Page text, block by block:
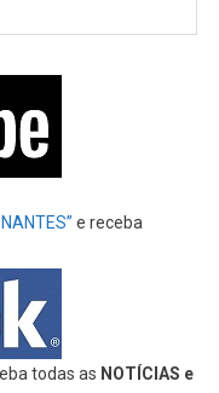
e receba
todas as NOTÍCIAS e